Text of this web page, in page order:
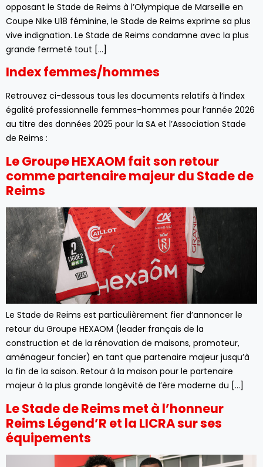
opposant le Stade de Reims à l’Olympique de Marseille en
Coupe Nike U18 féminine, le Stade de Reims exprime sa plus
vive indignation. Le Stade de Reims condamne avec la plus
grande fermeté tout […]
Index femmes/hommes
Retrouvez ci-dessous tous les documents relatifs à l’index
égalité professionnelle femmes-hommes pour l’année 2026
au titre des données 2025 pour la SA et l’Association Stade
de Reims :
Le Groupe HEXAOM fait son retour
comme partenaire majeur du Stade de
Reims
Le Stade de Reims est particulièrement fier d’annoncer le
retour du Groupe HEXAOM (leader français de la
construction et de la rénovation de maisons, promoteur,
aménageur foncier) en tant que partenaire majeur jusqu’à
la fin de la saison. Retour à la maison pour le partenaire
majeur à la plus grande longévité de l’ère moderne du […]
Le Stade de Reims met à l’honneur
Reims Légend’R et la LICRA sur ses
équipements